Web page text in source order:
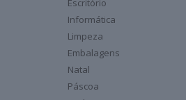
Escritório
Informática
Limpeza
Embalagens
Natal
Páscoa